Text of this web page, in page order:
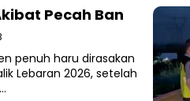
Pecah Ban
penuh haru dirasakan
Lebaran 2026, setelah